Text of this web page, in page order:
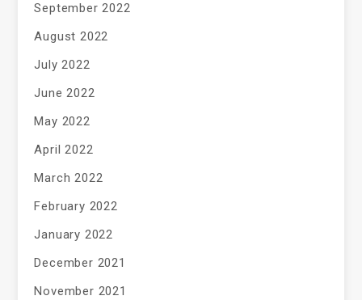
September 2022
August 2022
July 2022
June 2022
May 2022
April 2022
March 2022
February 2022
January 2022
December 2021
November 2021